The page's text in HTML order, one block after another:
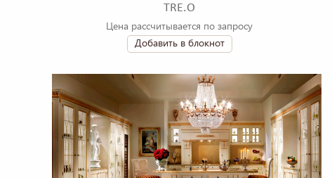
TRE.O
Цена рассчитывается по запросу
Добавить в блокнот